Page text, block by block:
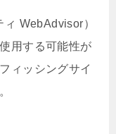
WebAdvisor）
用する可能性が
ィッシングサイ